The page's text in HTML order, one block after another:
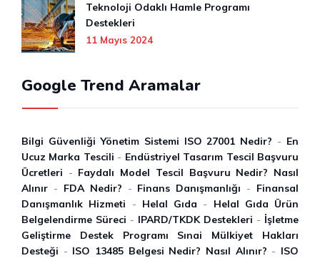
Teknoloji Odaklı Hamle Programı
Destekleri
11 Mayıs 2024
Google Trend Aramalar
Bilgi Güvenliği Yönetim Sistemi ISO 27001 Nedir? - En
Ucuz Marka Tescili - Endüstriyel Tasarım Tescil Başvuru
Ücretleri - Faydalı Model Tescil Başvuru Nedir? Nasıl
Alınır - FDA Nedir? - Finans Danışmanlığı - Finansal
Danışmanlık Hizmeti - Helal Gıda - Helal Gıda Ürün
Belgelendirme Süreci - IPARD/TKDK Destekleri - İşletme
Geliştirme Destek Programı Sınai Mülkiyet Hakları
Desteği - ISO 13485 Belgesi Nedir? Nasıl Alınır? - ISO